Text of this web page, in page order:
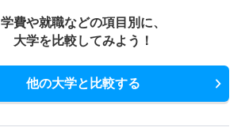
学費や就職などの項目別に、
大学を比較してみよう！
他の大学と比較する